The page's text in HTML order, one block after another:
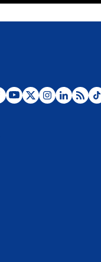
Desde dermatitis